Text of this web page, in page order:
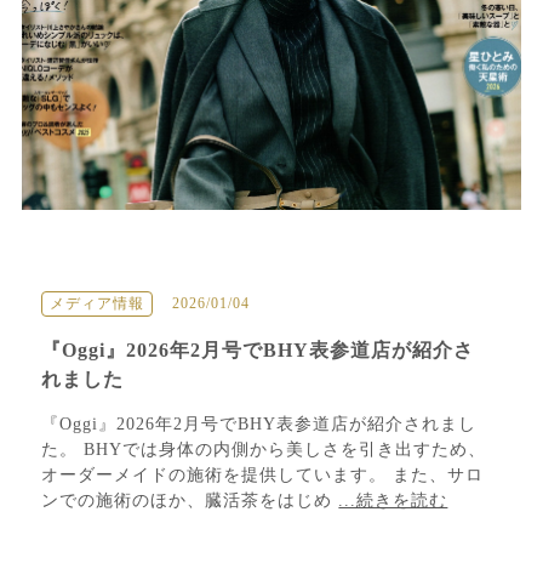
メディア情報 2026/01/04
『Oggi』2026年2月号でBHY表参道店が紹介さ
れました
『Oggi』2026年2月号でBHY表参道店が紹介されまし
た。 BHYでは身体の内側から美しさを引き出すため、
オーダーメイドの施術を提供しています。 また、サロ
ンでの施術のほか、臓活茶をはじめ
...続きを読む